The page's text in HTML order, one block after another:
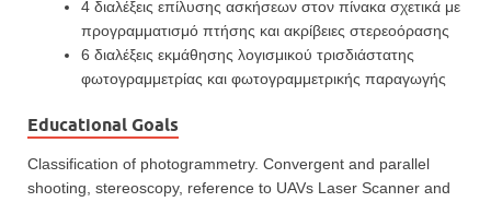
4 διαλέξεις επίλυσης ασκήσεων στον πίνακα σχετικά με
προγραμματισμό πτήσης και ακρίβειες στερεοόρασης
6 διαλέξεις εκμάθησης λογισμικού τρισδιάστατης
φωτογραμμετρίας και φωτογραμμετρικής παραγωγής
Educational Goals
Classification of photogrammetry. Convergent and parallel
shooting, stereoscopy, reference to UAVs Laser Scanner and